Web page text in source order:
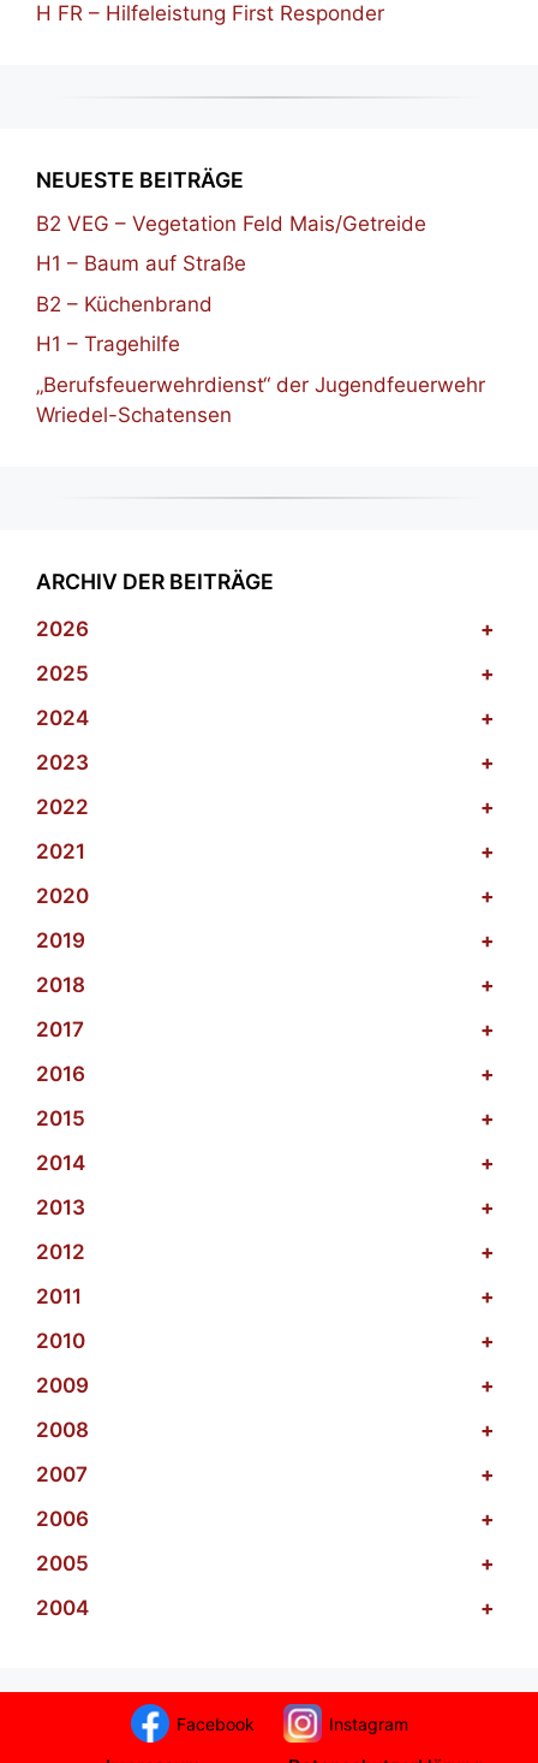
H FR – Hilfeleistung First Responder
NEUESTE BEITRÄGE
B2 VEG – Vegetation Feld Mais/Getreide
H1 – Baum auf Straße
B2 – Küchenbrand
H1 – Tragehilfe
„Berufsfeuerwehrdienst“ der Jugendfeuerwehr
Wriedel-Schatensen
ARCHIV DER BEITRÄGE
2026
+
2025
+
2024
+
2023
+
2022
+
2021
+
2020
+
2019
+
2018
+
2017
+
2016
+
2015
+
2014
+
2013
+
2012
+
2011
+
2010
+
2009
+
2008
+
2007
+
2006
+
2005
+
2004
+
Facebook Instagram